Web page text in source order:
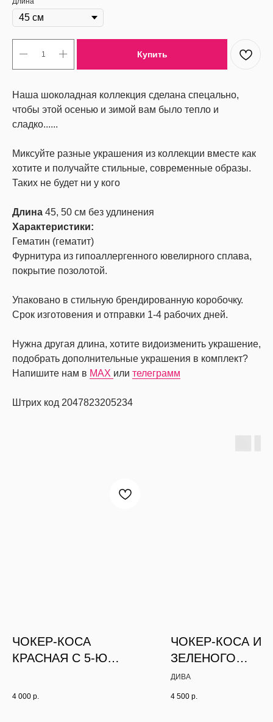
Купить
Наша шоколадная коллекция сделана спецально,
чтобы этой осенью и зимой вам было тепло и
сладко......
Миксуйте разные украшения из коллекции вместе как
хотите и получайте стильные, современные образы.
Таких не будет ни у кого
Длина 45, 50 см без удлинения
Характеристики:
Гематин (гематит)
Фурнитура из гипоаллергенного ювелирного сплава,
покрытие позолотой.
Упаковано в стильную брендированную коробочку.
Срок изготовения и отправки 1-4 рабочих дней.
Нужна другая длина, хотите видоизменить украшение,
подобрать дополнительные украшения в комплект?
Напишите нам в MAX или телеграмм
Штрих код 2047823205234
ЧОКЕР-КОСА
КРАСНАЯ С 5-Ю
4 000 р.
ЧОКЕР-КОСА ИЗ
ЗЕЛЕНОГО
АЛМАЗНОГО
С ЦЕПОЧКАМИ
ДИВА
4 500 р.